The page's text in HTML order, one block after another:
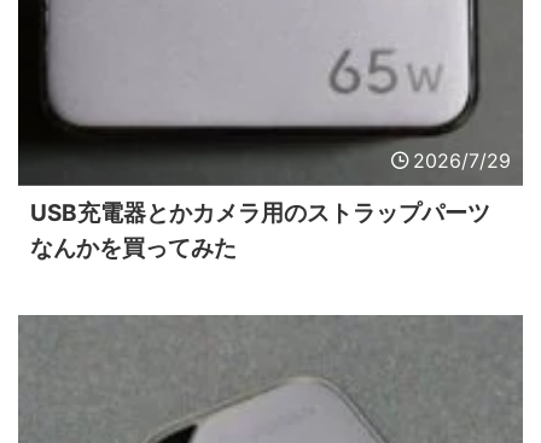
2026/7/29
USB充電器とかカメラ用のストラップパーツ
なんかを買ってみた